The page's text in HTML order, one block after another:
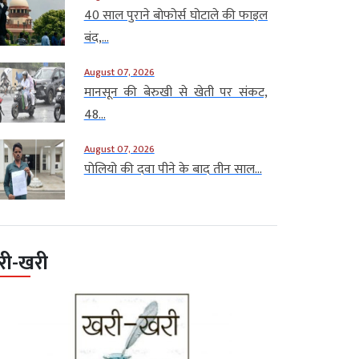
40 साल पुराने बोफोर्स घोटाले की फाइल
बंद,...
August 07, 2026
मानसून की बेरुखी से खेती पर संकट,
48...
August 07, 2026
पोलियो की दवा पीने के बाद तीन साल...
खरी